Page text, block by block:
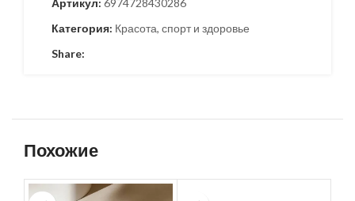
Артикул: 6974728430286
Категория: Красота, спорт и здоровье
Share:
Похожие